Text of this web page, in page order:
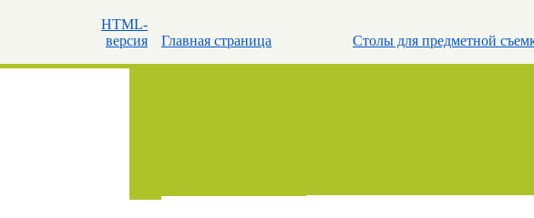
HTML-
версия
Главная страница Столы для предметной